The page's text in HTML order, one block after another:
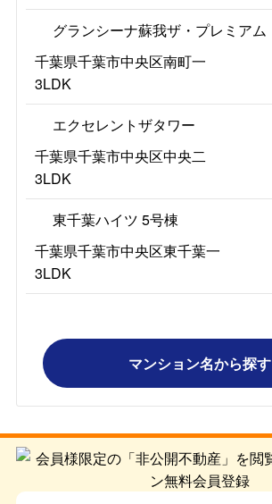
グランシーナ蘇我ザ・プレミアム
千葉県千葉市中央区南町一
3LDK
エクセレントザタワー
千葉県千葉市中央区中央二
3LDK
東千葉ハイツ 5号棟
千葉県千葉市中央区東千葉一
3LDK
マンション名から探す